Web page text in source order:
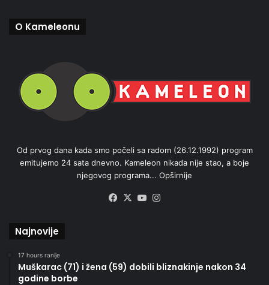
O Kameleonu
Od prvog dana kada smo počeli sa radom (26.12.1992) program
emitujemo 24 sata dnevno. Kameleon nikada nije stao, a boje
njegovog programa... Opširnije
Facebook
X YouTube
Najnovije
17 hours ranije
Muškarac (71) i žena (59) dobili bliznakinje nakon 34
godine borbe